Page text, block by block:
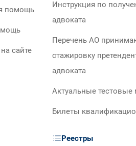
помощь
сайте
Инструкция по
адвоката
Перечень АО
стажировку
адвоката
Актуальные тестовые
Билеты
Реестры